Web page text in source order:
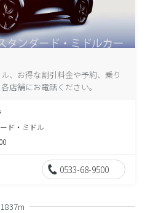
、お得な割引料金や予約、乗り
店舗にお電話ください。
ド・ミドル
0533-68-9500
1837m